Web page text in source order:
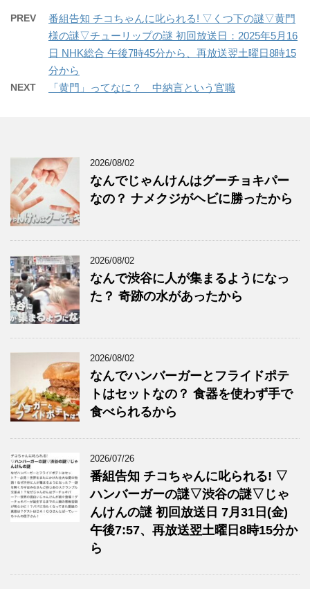
PREV
番組告知 チコちゃんに叱られる! ▽くつ下の謎▽黄門
様の謎▽チューリップの謎 初回放送日：2025年5月16
日 NHK総合 午後7時45分から、再放送翌土曜日8時15
分から
NEXT 「黄門」ってなに？ 中納言という官職
2026/08/02
なんでじゃんけんはグーチョキパー
なの？ ナメクジがヘビに勝ったから
2026/08/02
なんで渋谷に人が集まるようになっ
た？ 奇跡の水があったから
2026/08/02
なんでハンバーガーとフライドポテ
トはセットなの？ 食器を使わず手で
食べられるから
2026/07/26
番組告知 チコちゃんに叱られる! ▽
ハンバーガーの謎▽渋谷の謎▽じゃ
んけんの謎 初回放送日 7月31日(金)
午後7:57、再放送翌土曜日8時15分か
ら